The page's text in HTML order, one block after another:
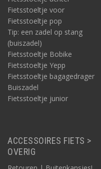
Fietsstoeltje voor
Fietsstoeltje pop
Tip: een zadel op stang
(buiszadel)
Fietsstoeltje Bobike
Fietsstoeltje Yepp
Fietsstoeltje bagagedrager
Buiszadel
Fietsstoeltje junior
ACCESSOIRES FIETS >
OVERIG